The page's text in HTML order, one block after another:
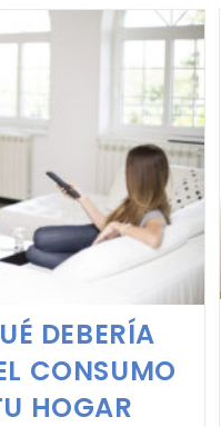
DEBERÍA
CONSUMO
HOGAR